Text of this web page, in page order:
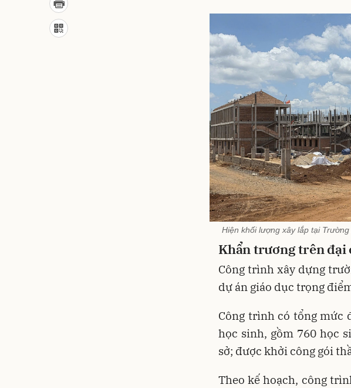
Hiện khối lượng xây lắp tại
Khẩn trương trên
Công trình xây dựng
dự án giáo dục trọng
Công trình có tổng mức
học sinh, gồm 760 học
sở; được khởi công gói
Theo kế hoạch, công